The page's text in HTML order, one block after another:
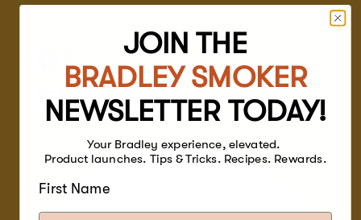
ØL
TRE
JOIN THE
BRADLEY SMOKER
NEWSLETTER TODAY!
Your Bradley experience, elevated.
Product launches. Tips & Tricks. Recipes. Rewards.
First Name